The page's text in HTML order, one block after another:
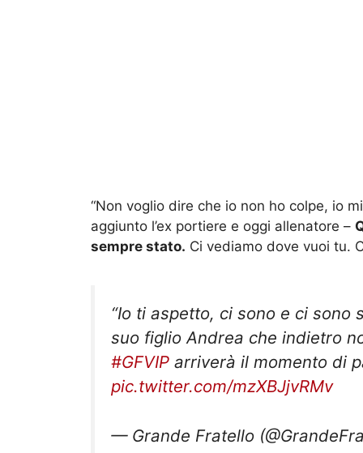
“Non voglio dire che io non ho colpe, io
aggiunto l’ex portiere e oggi allenatore –
sempre stato. Ci vediamo dove vuoi tu.
“Io ti aspetto, ci sono e ci sono
suo figlio Andrea che indietro
#GFVIP arriverà il momento di
pic.twitter.com/mzXBJjvRMv
— Grande Fratello